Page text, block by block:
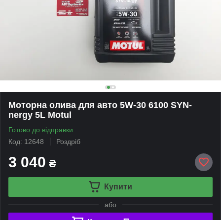
Моторна олива для авто 5W-30 6100 SYN-
nergy 5L Motul
Готово до відправки
Код: 12648
Роздріб
3 040 ₴
Купити
або